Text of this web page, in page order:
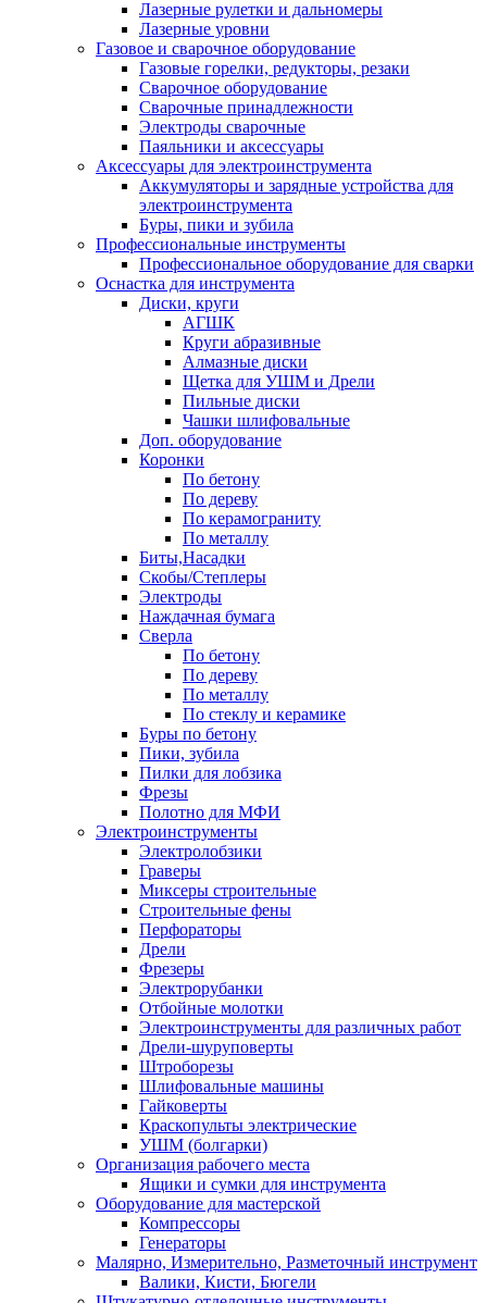
Лазерные рулетки и дальномеры
Лазерные уровни
Газовое и сварочное оборудование
Газовые горелки, редукторы, резаки
Сварочное оборудование
Сварочные принадлежности
Электроды сварочные
Паяльники и аксессуары
Аксессуары для электроинструмента
Аккумуляторы и зарядные устройства для
электроинструмента
Буры, пики и зубила
Профессиональные инструменты
Профессиональное оборудование для сварки
Оснастка для инструмента
Диски, круги
АГШК
Круги абразивные
Алмазные диски
Щетка для УШМ и Дрели
Пильные диски
Чашки шлифовальные
Доп. оборудование
Коронки
По бетону
По дереву
По керамограниту
По металлу
Биты,Насадки
Скобы/Степлеры
Электроды
Наждачная бумага
Сверла
По бетону
По дереву
По металлу
По стеклу и керамике
Буры по бетону
Пики, зубила
Пилки для лобзика
Фрезы
Полотно для МФИ
Электроинструменты
Электролобзики
Граверы
Миксеры строительные
Строительные фены
Перфораторы
Дрели
Фрезеры
Электрорубанки
Отбойные молотки
Электроинструменты для различных работ
Дрели-шуруповерты
Штроборезы
Шлифовальные машины
Гайковерты
Краскопульты электрические
УШМ (болгарки)
Организация рабочего места
Ящики и сумки для инструмента
Оборудование для мастерской
Компрессоры
Генераторы
Малярно, Измерительно, Разметочный инструмент
Валики, Кисти, Бюгели